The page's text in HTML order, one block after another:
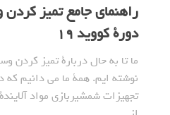
راهنمای جامع تمیز
دورة کووید 19
ما تا به حال دربارة تمیز کردن
نوشته ایم. همة ما می دانیم که
تجهیزات شمشیربازی مواد